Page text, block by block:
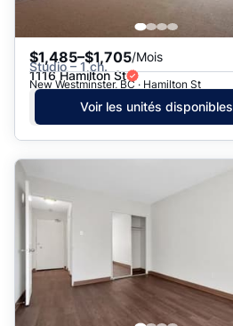
$1,485–$1,705/Mois
Studio – 1 ch.
1116 Hamilton St
New Westminster, BC · Hamilton St
Voir les unités disponibles